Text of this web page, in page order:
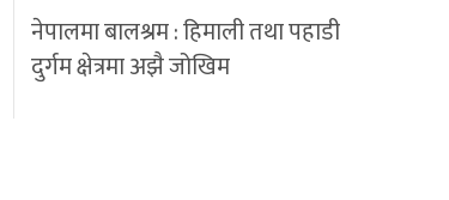
नेपालमा बालश्रम : हिमाली तथा पहाडी
दुर्गम क्षेत्रमा अझै जोखिम